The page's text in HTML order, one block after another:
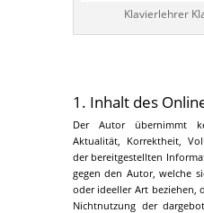
Klavierlehrer
1. Inhalt des
Der Autor übernimmt
Aktualität, Korrektheit,
der bereitgestellten
gegen den Autor, welche
oder ideeller Art beziehen,
Nichtnutzung der